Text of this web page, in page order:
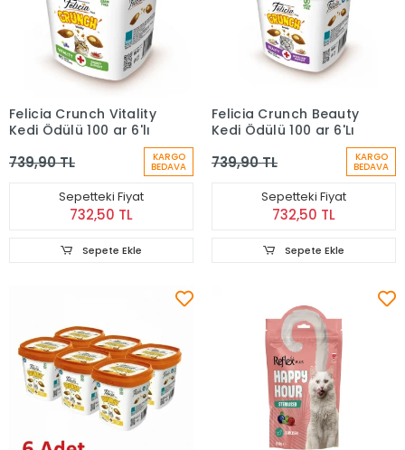
Felicia Crunch Vitality
Kedi Ödülü 100 gr 6'lı
739,90 TL KARGO
BEDAVA
Sepetteki Fiyat
732,50 TL
Sepete Ekle
Felicia Crunch Beauty
Kedi Ödülü 100 gr 6'Lı
739,90 TL KARGO
BEDAVA
Sepetteki Fiyat
732,50 TL
Sepete Ekle